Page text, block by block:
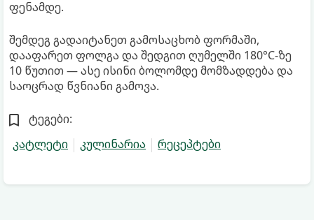
ფენამდე.
შემდეგ გადაიტანეთ გამოსაცხობ ფორმაში,
დააფარეთ ფოლგა და შედგით ღუმელში 180°C-ზე
10 წუთით ― ასე ისინი ბოლომდე მომზადდება და
საოცრად წვნიანი გამოვა.
ტეგები:
კატლეტი
კულინარია რეცეპტები